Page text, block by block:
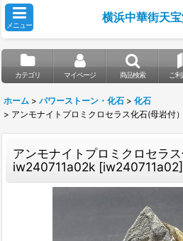
メニュー
横浜中華街天
カテゴリ マイページ 商品検索 ご
ホーム > パワーストーン・化石 > 化石
> アンモナイトプロミクロセラス化石(母岩付
アンモナイトプロミクロセラス
iw240711a02k [iw240711a02]